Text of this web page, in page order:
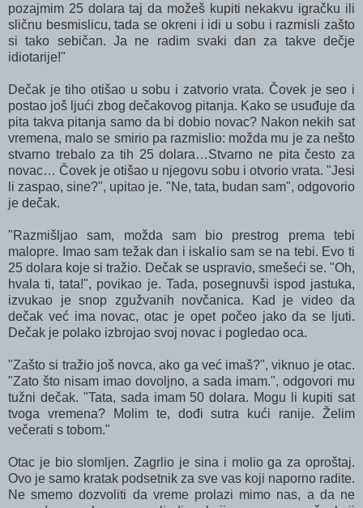
pozajmim 25 dolara taj da možeš kupiti nekakvu igračku ili
sličnu besmislicu, tada se okreni i idi u sobu i razmisli zašto
si tako sebičan. Ja ne radim svaki dan za takve dečje
idiotarije!"
Dečak je tiho otišao u sobu i zatvorio vrata. Čovek je seo i
postao još ljući zbog dečakovog pitanja. Kako se usuđuje da
pita takva pitanja samo da bi dobio novac? Nakon nekih sat
vremena, malo se smirio pa razmislio: možda mu je za nešto
stvarno trebalo za tih 25 dolara…Stvarno ne pita često za
novac… Čovek je otišao u njegovu sobu i otvorio vrata. "Jesi
li zaspao, sine?", upitao je. "Ne, tata, budan sam", odgovorio
je dečak.
"Razmišljao sam, možda sam bio prestrog prema tebi
malopre. Imao sam težak dan i iskalio sam se na tebi. Evo ti
25 dolara koje si tražio. Dečak se uspravio, smešeći se. "Oh,
hvala ti, tata!", povikao je. Tada, posegnuvši ispod jastuka,
izvukao je snop zgužvanih novčanica. Kad je video da
dečak već ima novac, otac je opet počeo jako da se ljuti.
Dečak je polako izbrojao svoj novac i pogledao oca.
"Zašto si tražio još novca, ako ga već imaš?", viknuo je otac.
"Zato što nisam imao dovoljno, a sada imam.", odgovori mu
tužni dečak. "Tata, sada imam 50 dolara. Mogu li kupiti sat
tvoga vremena? Molim te, dođi sutra kući ranije. Želim
večerati s tobom."
Otac je bio slomljen. Zagrlio je sina i molio ga za oproštaj.
Ovo je samo kratak podsetnik za sve vas koji naporno radite.
Ne smemo dozvoliti da vreme prolazi mimo nas, a da ne